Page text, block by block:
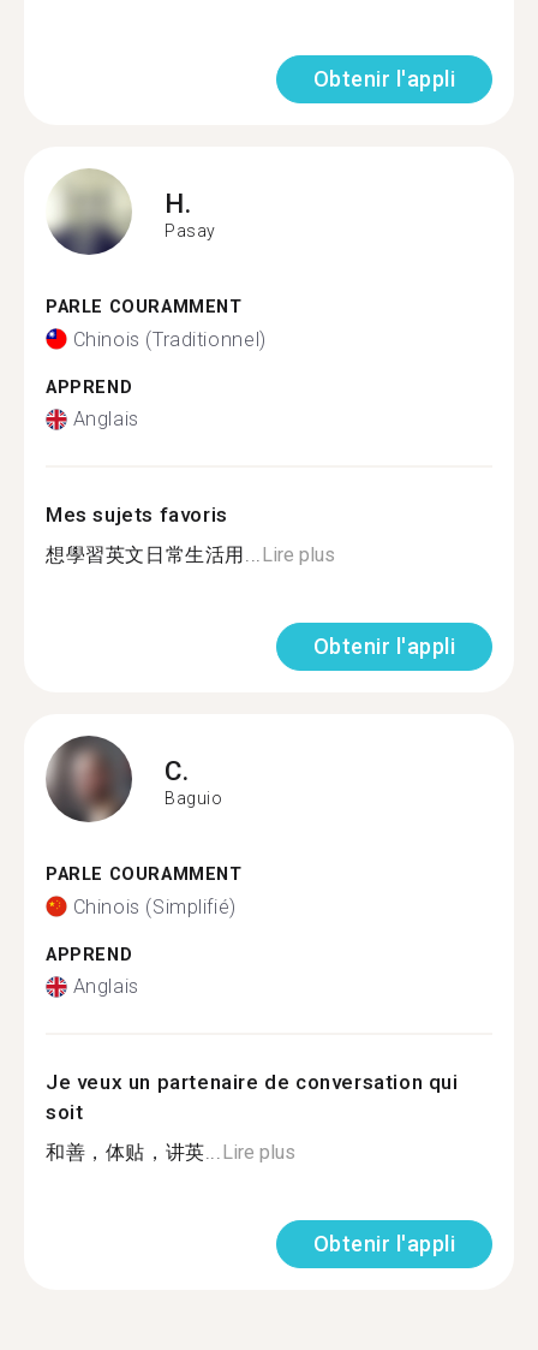
Obtenir l'appli
H.
Pasay
PARLE COURAMMENT
Chinois (Traditionnel)
APPREND
Anglais
Mes sujets favoris
想學習英文日常生活用...Lire plus
Obtenir l'appli
C.
Baguio
PARLE COURAMMENT
Chinois (Simplifié)
APPREND
Anglais
Je veux un partenaire de conversation qui
soit
和善，体贴，讲英...Lire plus
Obtenir l'appli